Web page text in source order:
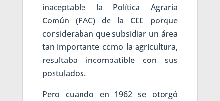
inaceptable la Política Agraria
Común (PAC) de la CEE porque
consideraban que subsidiar un área
tan importante como la agricultura,
resultaba incompatible con sus
postulados.
Pero cuando en 1962 se otorgó